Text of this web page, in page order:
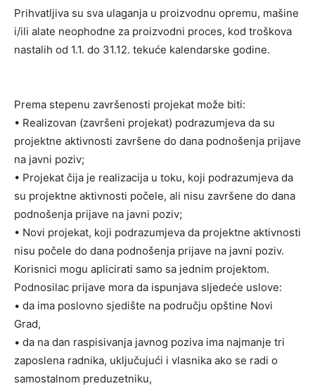
Prihvatlјiva su sva ulaganja u proizvodnu opremu, mašine
i/ili alate neophodne za proizvodni proces, kod troškova
nastalih od 1.1. do 31.12. tekuće kalendarske godine.
Prema stepenu završenosti projekat može biti:
• Realizovan (završeni projekat) podrazumjeva da su
projektne aktivnosti završene do dana podnošenja prijave
na javni poziv;
• Projekat čija je realizacija u toku, koji podrazumjeva da
su projektne aktivnosti počele, ali nisu završene do dana
podnošenja prijave na javni poziv;
• Novi projekat, koji podrazumjeva da projektne aktivnosti
nisu počele do dana podnošenja prijave na javni poziv.
Korisnici mogu aplicirati samo sa jednim projektom.
Podnosilac prijave mora da ispunjava slјedeće uslove:
• da ima poslovno sjedište na području opštine Novi
Grad,
• da na dan raspisivanja javnog poziva ima najmanje tri
zaposlena radnika, uklјučujući i vlasnika ako se radi o
samostalnom preduzetniku,